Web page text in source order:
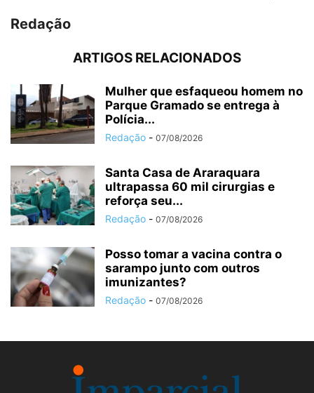
Redação
ARTIGOS RELACIONADOS
Mulher que esfaqueou homem no
Parque Gramado se entrega à
Polícia...
Redação - 07/08/2026
Santa Casa de Araraquara
ultrapassa 60 mil cirurgias e
reforça seu...
Redação - 07/08/2026
Posso tomar a vacina contra o
sarampo junto com outros
imunizantes?
Redação - 07/08/2026